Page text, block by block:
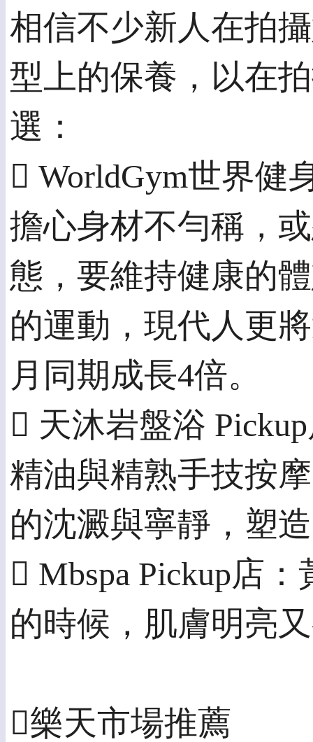
相信不少新人在拍
型上的保養，以在
選：
 WorldGym世界健
擔心身材不勻稱，
態，要維持健康的
的運動，現代人更
月同期成長4倍。
 天沐岩盤浴
精油與精熟手技按
的沈澱與寧靜，塑
 Mbspa Pickup店
的時候，肌膚明亮
樂天市場推薦